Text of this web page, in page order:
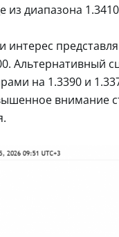
из диапазона
интерес
Альтернативный
на 1.3390 и
внимание